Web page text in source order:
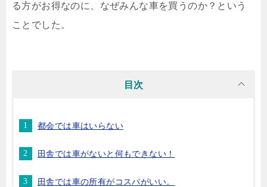
る方がお得なのに、なぜみんな車を買うのか？という
ことでした。
目次
都会では車はいらない
田舎では車がないと何もできない！
田舎では車の所有がコスパがいい。